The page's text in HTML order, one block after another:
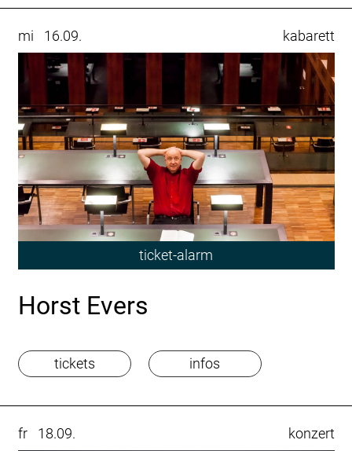
mi 16.09. kabarett
ticket-alarm
Horst Evers
tickets infos
fr 18.09. konzert